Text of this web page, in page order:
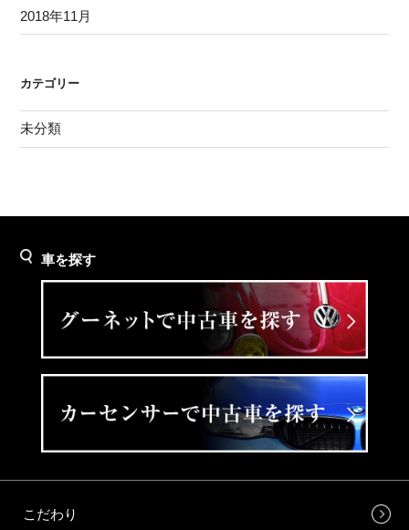
2018年11月
カテゴリー
未分類
車を探す
こだわり